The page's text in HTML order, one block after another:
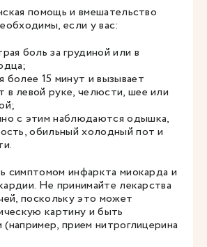
помощь и вмешательство
если у вас:
боль за грудиной или в
более 15 минут и вызывает
в левой руке, челюсти, шее или
с этим наблюдаются одышка,
обильный холодный пот и
симптомом инфаркта миокарда и
Не принимайте лекарства
поскольку это может
картину и быть
прием нитроглицерина